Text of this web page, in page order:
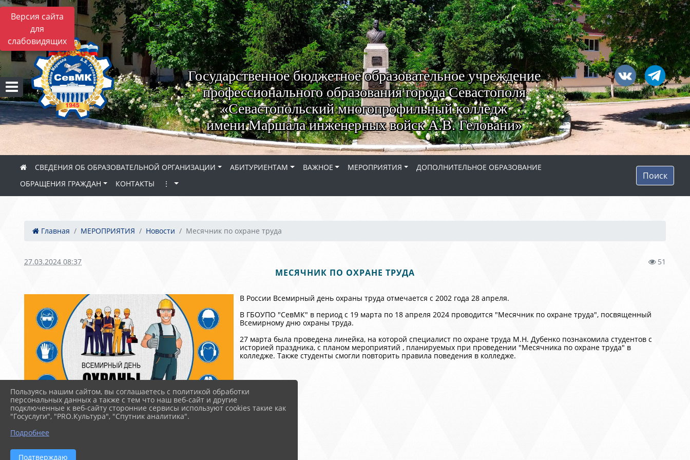
Версия сайта
для
слабовидящих
Государственное бюджетное образовательное учреждение
профессионального образования города Севастополя
«Севастопольский многопрофильный колледж
имени Маршала инженерных войск А.В. Геловани»
СВЕДЕНИЯ ОБ ОБРАЗОВАТЕЛЬНОЙ ОРГАНИЗАЦИИ АБИТУРИЕНТАМ ВАЖНОЕ МЕРОПРИЯТИЯ
ДОПОЛНИТЕЛЬНОЕ ОБРАЗОВАНИЕ
ОБРАЩЕНИЯ ГРАЖДАН
КОНТАКТЫ ⋮
Поиск
Главная МЕРОПРИЯТИЯ Новости Месячник по охране труда
27.03.2024 08:37 51
МЕСЯЧНИК ПО ОХРАНЕ ТРУДА
В России Всемирный день охраны труда отмечается с 2002 года 28 апреля.
В ГБОУПО "СевМК" в период с 19 марта по 18 апреля 2024 проводится "Месячник по охране труда", посвященный
Всемирному дню охраны труда.
27 марта была проведена линейка, на которой специалист по охране труда М.Н. Дубенко познакомила студентов с
историей праздника, с планом мероприятий , планируемых при проведении "Месячника по охране труда" в
колледже. Также студенты смогли повторить правила поведения в колледже.
Пользуясь нашим сайтом, вы соглашаетесь с политикой обработки
персональных данных а также с тем что наш веб-сайт и другие
подключенные к веб-сайту сторонние сервисы используют cookies такие как
"Госуслуги", "PRO.Культура", "Спутник аналитика".
Подробнее
Подтверждаю